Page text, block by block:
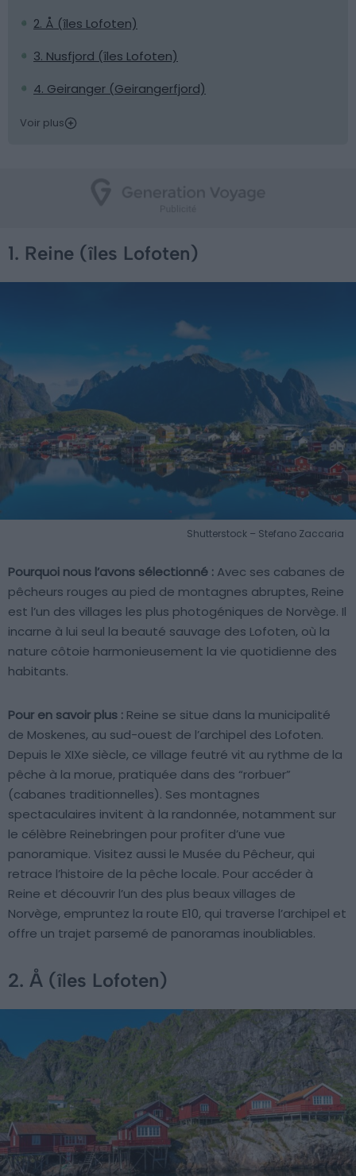
2. Å (îles Lofoten)
3. Nusfjord (îles Lofoten)
4. Geiranger (Geirangerfjord)
Voir plus
1. Reine (îles Lofoten)
Shutterstock – Stefano Zaccaria
Pourquoi nous l’avons sélectionné : Avec ses cabanes de
pêcheurs rouges au pied de montagnes abruptes, Reine
est l’un des villages les plus photogéniques de Norvège. Il
incarne à lui seul la beauté sauvage des Lofoten, où la
nature côtoie harmonieusement la vie quotidienne des
habitants.
Pour en savoir plus : Reine se situe dans la municipalité
de Moskenes, au sud-ouest de l’archipel des Lofoten.
Depuis le XIXe siècle, ce village feutré vit au rythme de la
pêche à la morue, pratiquée dans des “rorbuer”
(cabanes traditionnelles). Ses montagnes
spectaculaires invitent à la randonnée, notamment sur
le célèbre Reinebringen pour profiter d’une vue
panoramique. Visitez aussi le Musée du Pêcheur, qui
retrace l’histoire de la pêche locale. Pour accéder à
Reine et découvrir l’un des plus beaux villages de
Norvège, empruntez la route E10, qui traverse l’archipel et
offre un trajet parsemé de panoramas inoubliables.
2. Å (îles Lofoten)